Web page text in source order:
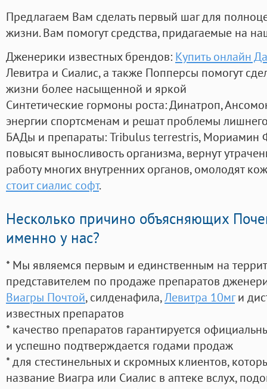
Предлагаем Вам сделать первый шаг для
жизни. Вам помогут средства, придагаемые на
Дженерики известных брендов: Купить онлайн
Левитра и Сиалис, а также Попперсы помогут
жизни более насыщенной и яркой
Синтетические гормоны роста: Динатроп,
энергии спортсменам и решат проблемы
БАДы и препараты:Tribulus terrestris, Мориамин
повысят выносливость организма, вернут
работу многих внутренних органов, омолодят
стоит сиалис софт.
Несколько причино объясняющих
именно у нас?
* Мы являемся первым и единственным на
представителем по продаже препаратов
Виагры Почтой, силденафила,Левитра 10мги
известных препаратов
* качество препаратов гарантируется
и успешно подтверждается годами продаж
* для стестинельных и скромных клиентов,
название Виагра или Сиалис в аптеке вслух,